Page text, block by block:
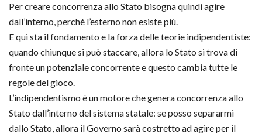
Per creare concorrenza allo Stato bisogna quindi agire
dall’interno, perché l’esterno non esiste più.
E qui sta il fondamento e la forza delle teorie indipendentiste:
quando chiunque si può staccare, allora lo Stato si trova di
fronte un potenziale concorrente e questo cambia tutte le
regole del gioco.
L’indipendentismo è un motore che genera concorrenza allo
Stato dall’interno del sistema statale: se posso separarmi
dallo Stato, allora il Governo sarà costretto ad agire per il